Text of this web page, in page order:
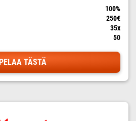
100%
250€
35x
50
PELAA TÄSTÄ